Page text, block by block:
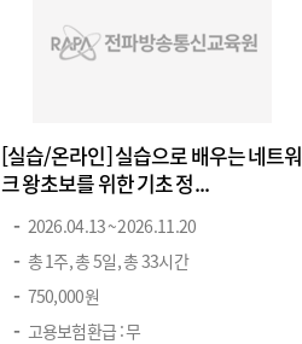
[실습/온라인] 실습으로 배우는 네트워
크 왕초보를 위한 기초 정...
2026.04.13 ~ 2026.11.20
총 1주, 총 5일, 총 33시간
750,000원
고용보험환급 : 무